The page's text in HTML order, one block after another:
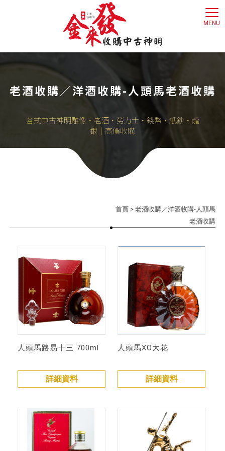
老酒收購／洋酒收購-人頭馬老酒收購
首頁 > 老酒收購／洋酒收購-人頭馬
老酒收購
人頭馬路易十三 700ml
詳細資料
人頭馬XO大花
詳細資料